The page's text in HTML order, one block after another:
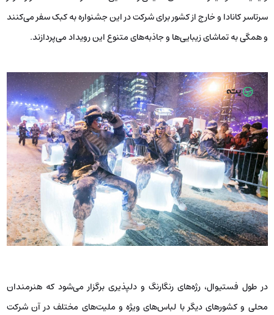
سرتاسر کانادا و خارج از کشور برای شرکت در این جشنواره به کبک سفر می‌کنند
و همگی به تماشای زیبایی‌ها و جاذبه‌های متنوع این رویداد می‌پردازند.
در طول فستیوال، رژه‌های رنگارنگ و دلپذیری برگزار می‌شود که هنرمندان
محلی و کشورهای دیگر با لباس‌های ویژه و ملیت‌های مختلف در آن شرکت